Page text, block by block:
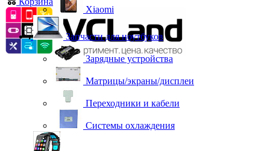
Xiaomi
Запчасти для ноутбуков
Зарядные устройства
Матрицы/экраны/дисплеи
Переходники и кабели
Системы охлаждения